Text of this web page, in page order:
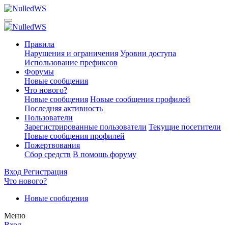
Правила
Нарушения и ограничения Уровни доступа
Использование префиксов
Форумы
Новые сообщения
Что нового?
Новые сообщения Новые сообщения профилей
Последняя активность
Пользователи
Зарегистрированные пользователи Текущие посетители
Новые сообщения профилей
Пожертвования
Сбор средств В помощь форуму
Вход Регистрация
Что нового?
Новые сообщения
Меню